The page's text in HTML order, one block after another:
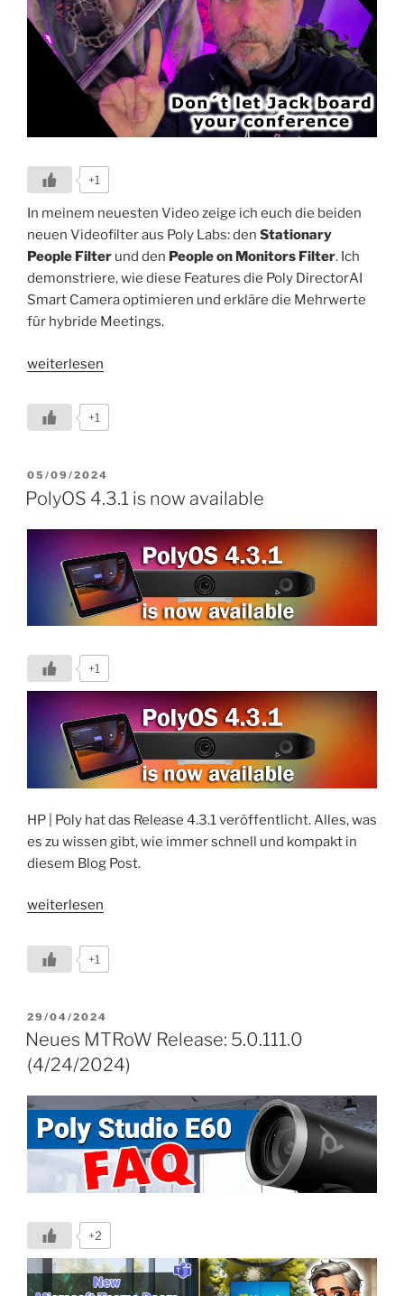
+1
In meinem neuesten Video zeige ich euch die beiden
neuen Videofilter aus Poly Labs: den Stationary
People Filter und den People on Monitors Filter. Ich
demonstriere, wie diese Features die Poly DirectorAI
Smart Camera optimieren und erkläre die Mehrwerte
für hybride Meetings.
„Poly
Video
Filters
Stationary
People
&
People
Monitors
Filter“
weiterlesen
+1
VERÖFFENTLICHT
AM
05/09/2024
PolyOS 4.3.1 is now available
+1
HP | Poly hat das Release 4.3.1 veröffentlicht. Alles, was
es zu wissen gibt, wie immer schnell und kompakt in
diesem Blog Post.
„PolyOS
is
now
weiterlesen
+1
VERÖFFENTLICHT
AM
29/04/2024
Neues MTRoW Release: 5.0.111.0
(4/24/2024)
+2